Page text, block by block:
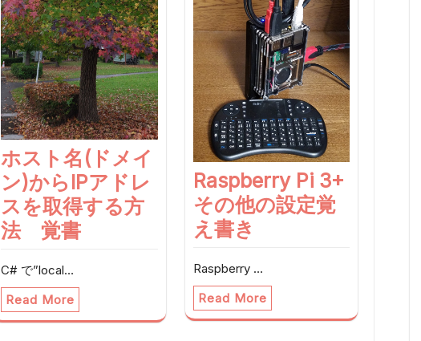
ホスト名(ドメイ
ン)からIPアドレ
スを取得する方
法 覚書
C# で”local…
Read More
Raspberry Pi 3+
その他の設定覚
え書き
Raspberry …
Read More